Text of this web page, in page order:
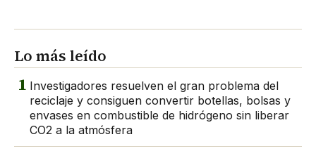
Lo más leído
1 Investigadores resuelven el gran problema del
reciclaje y consiguen convertir botellas, bolsas y
envases en combustible de hidrógeno sin liberar
CO2 a la atmósfera